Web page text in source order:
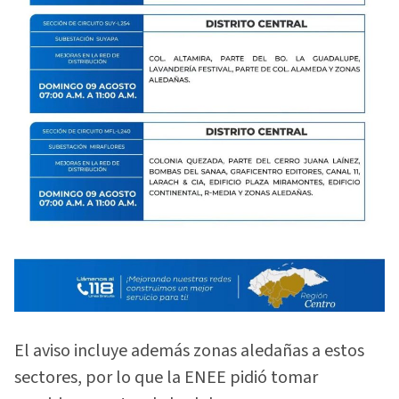
El aviso incluye además zonas aledañas a estos
sectores, por lo que la ENEE pidió tomar